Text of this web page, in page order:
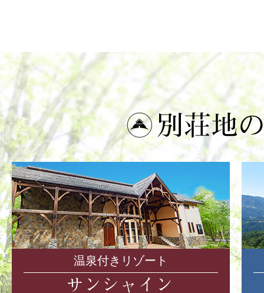
温泉付きリゾート